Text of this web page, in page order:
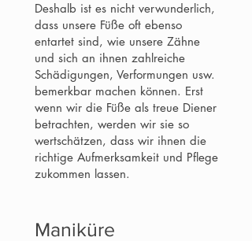
Deshalb ist es nicht verwunderlich,
dass unsere Füße oft ebenso
entartet sind, wie unsere Zähne
und sich an ihnen zahlreiche
Schädigungen, Verformungen usw.
bemerkbar machen können. Erst
wenn wir die Füße als treue Diener
betrachten, werden wir sie so
wertschätzen, dass wir ihnen die
richtige Aufmerksamkeit und Pflege
zukommen lassen.
Maniküre